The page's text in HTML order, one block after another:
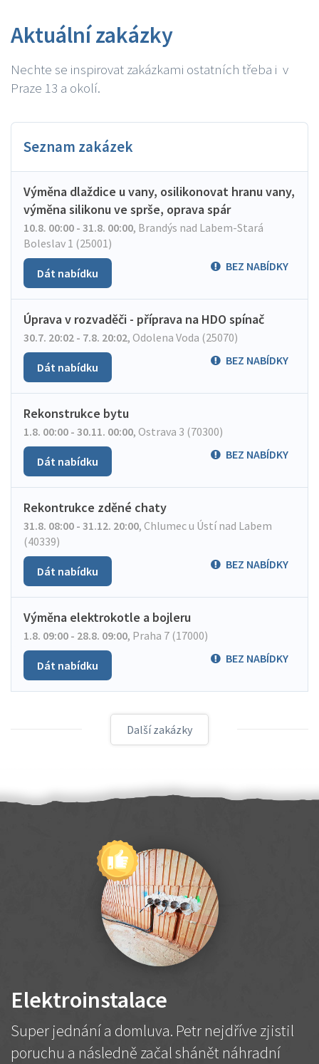
Aktuální zakázky
Nechte se inspirovat zakázkami ostatních třeba i v
Praze 13 a okolí.
Seznam zakázek
Výměna dlaždice u vany, osilikonovat hranu vany,
výměna silikonu ve sprše, oprava spár
10.8. 00:00 - 31.8. 00:00, Brandýs nad Labem-Stará
Boleslav 1 (25001)
BEZ NABÍDKY
Dát nabídku
Úprava v rozvaděči - příprava na HDO spínač
30.7. 20:02 - 7.8. 20:02, Odolena Voda (25070)
BEZ NABÍDKY
Dát nabídku
Rekonstrukce bytu
1.8. 00:00 - 30.11. 00:00, Ostrava 3 (70300)
BEZ NABÍDKY
Dát nabídku
Rekontrukce zděné chaty
31.8. 08:00 - 31.12. 20:00, Chlumec u Ústí nad Labem
(40339)
BEZ NABÍDKY
Dát nabídku
Výměna elektrokotle a bojleru
1.8. 09:00 - 28.8. 09:00, Praha 7 (17000)
BEZ NABÍDKY
Dát nabídku
Další zakázky
Elektroinstalace
Super jednání a domluva. Petr nejdříve zjistil
poruchu a následně začal shánět náhradní